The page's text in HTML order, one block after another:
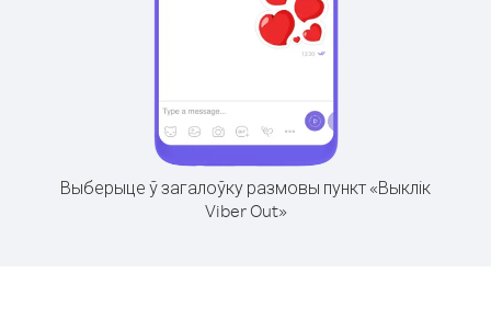
Выберыце ў загалоўку размовы пункт «Выклік
Viber Out»